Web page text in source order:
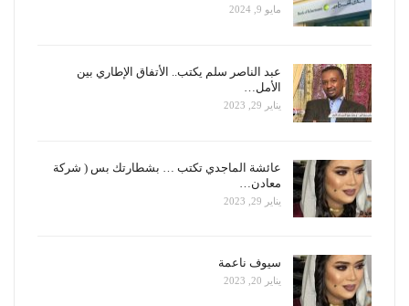
مايو 9, 2024
عبد الناصر سلم يكتب.. الأتفاق الإطاري بين
الأمل…
يناير 29, 2023
عائشة الماجدي تكتب … بشطارتك بس ( شركة
معادن…
يناير 29, 2023
سيوف ناعمة
يناير 20, 2023